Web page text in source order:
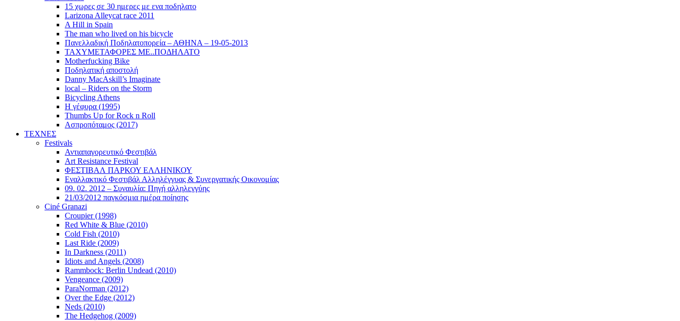
15 χωρες σε 30 ημερες με ενα ποδηλατο
Larizona Alleycat race 2011
A Hill in Spain
The man who lived on his bicycle
Πανελλαδική Ποδηλατοπορεία – ΑΘΗΝΑ – 19-05-2013
ΤΑΧΥΜΕΤΑΦΟΡΕΣ ΜΕ..ΠΟΔΗΛΑΤΟ
Motherfucking Bike
Ποδηλατική αποστολή
Danny MacAskill’s Imaginate
local – Riders on the Storm
Bicycling Athens
Η γέφυρα (1995)
Thumbs Up for Rock n Roll
Ασπροπόταμος (2017)
ΤΕΧΝΕΣ
Festivals
Αντιαπαγορευτικό Φεστιβάλ
Art Resistance Festival
ΦΕΣΤΙΒΑΛ ΠΑΡΚΟΥ ΕΛΛΗΝΙΚΟΥ
Εναλλακτικό Φεστιβάλ Αλληλέγγυας & Συνεργατικής Οικονομίας
09. 02. 2012 – Συναυλία: Πηγή αλληλεγγύης
21/03/2012 παγκόσμια ημέρα ποίησης
Ciné Granazi
Croupier (1998)
Red White & Blue (2010)
Cold Fish (2010)
Last Ride (2009)
In Darkness (2011)
Idiots and Angels (2008)
Rammbock: Berlin Undead (2010)
Vengeance (2009)
ParaNorman (2012)
Over the Edge (2012)
Neds (2010)
The Hedgehog (2009)